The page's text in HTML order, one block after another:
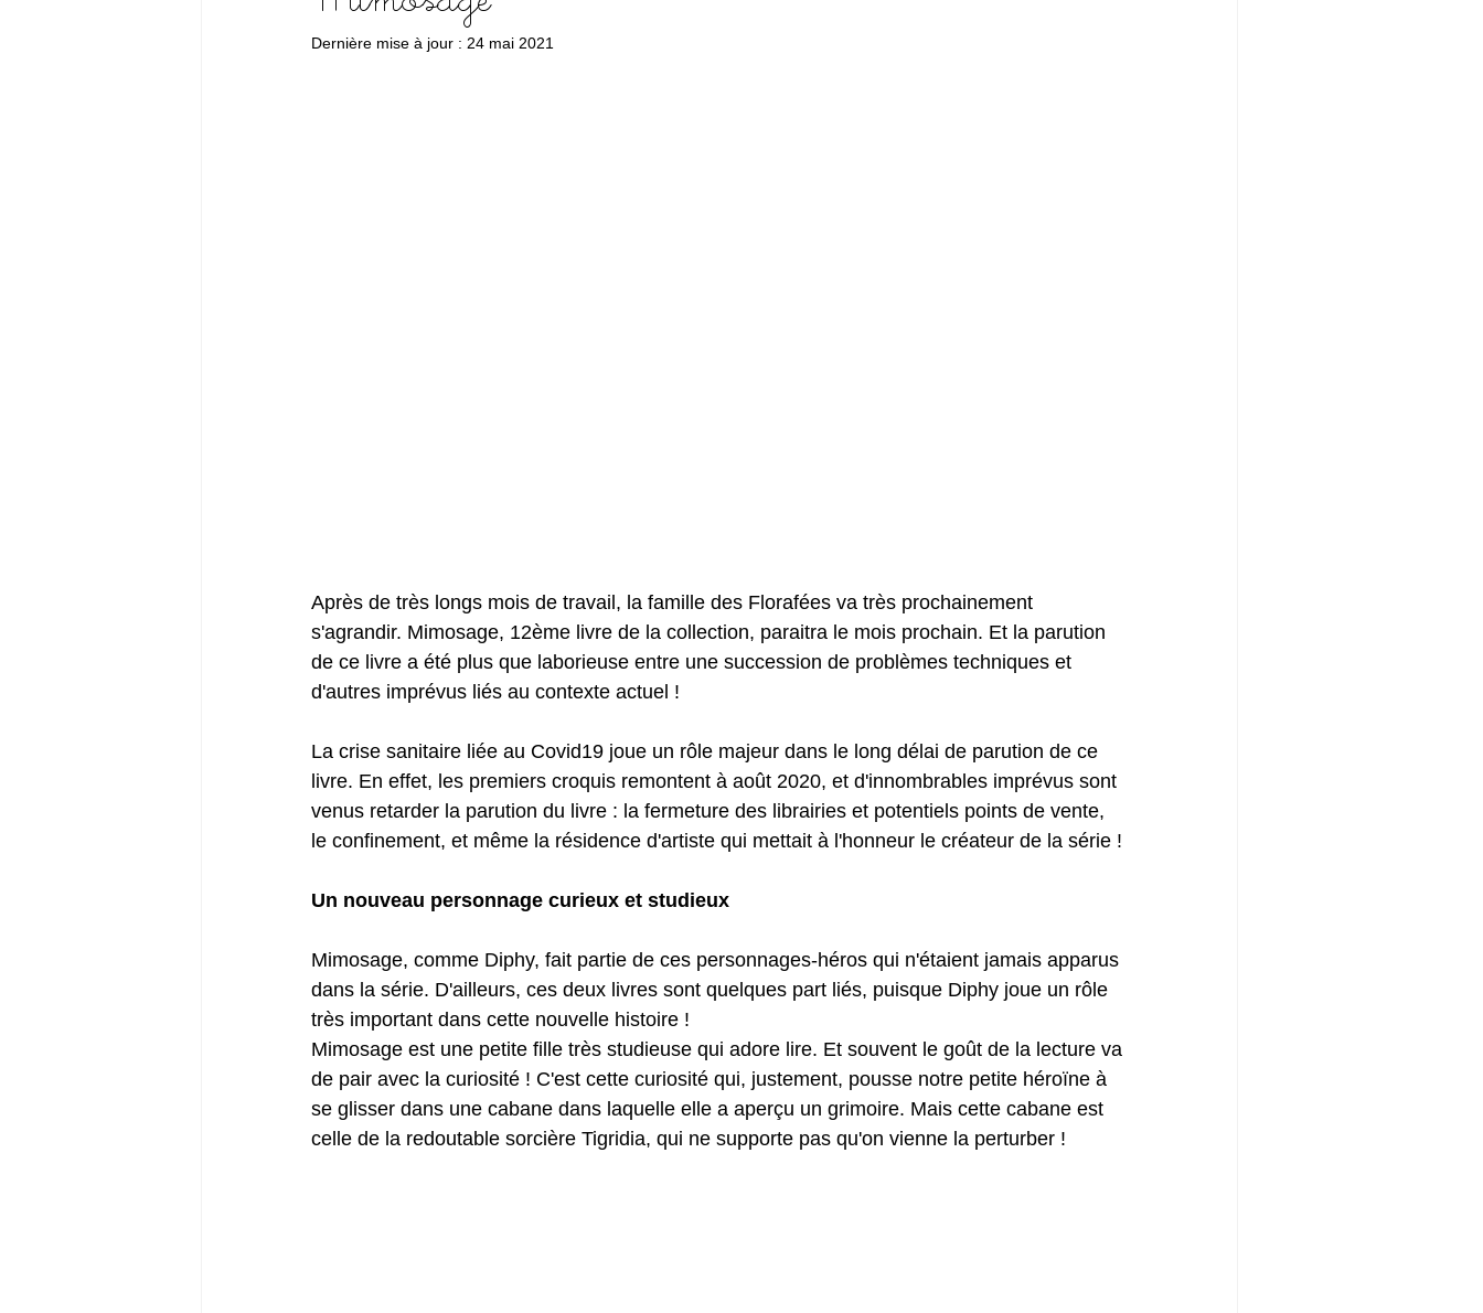
Dernière mise à jour : 24 mai 2021
Après de très longs mois de travail, la famille des Florafées va très prochainement
s'agrandir. Mimosage, 12ème livre de la collection, paraitra le mois prochain. Et la parution
de ce livre a été plus que laborieuse entre une succession de problèmes techniques et
d'autres imprévus liés au contexte actuel !
La crise sanitaire liée au Covid19 joue un rôle majeur dans le long délai de parution de ce
livre. En effet, les premiers croquis remontent à août 2020, et d'innombrables imprévus sont
venus retarder la parution du livre : la fermeture des librairies et potentiels points de vente,
le confinement, et même la résidence d'artiste qui mettait à l'honneur le créateur de la série !
Un nouveau personnage curieux et studieux
Mimosage, comme Diphy, fait partie de ces personnages-héros qui n'étaient jamais apparus
dans la série. D'ailleurs, ces deux livres sont quelques part liés, puisque Diphy joue un rôle
très important dans cette nouvelle histoire !
Mimosage est une petite fille très studieuse qui adore lire. Et souvent le goût de la lecture va
de pair avec la curiosité ! C'est cette curiosité qui, justement, pousse notre petite héroïne à
se glisser dans une cabane dans laquelle elle a aperçu un grimoire. Mais cette cabane est
celle de la redoutable sorcière Tigridia, qui ne supporte pas qu'on vienne la perturber !